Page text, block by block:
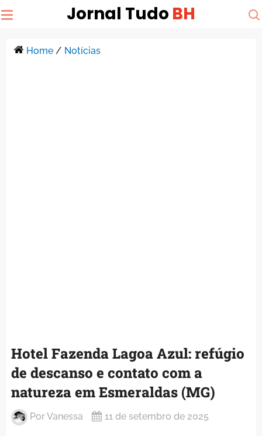
Jornal Tudo BH
Home/ Notícias
Hotel Fazenda Lagoa Azul: refúgio
de descanso e contato com a
natureza em Esmeraldas (MG)
PorVanessa 11 de setembro de 2025